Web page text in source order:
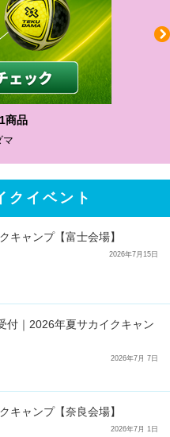
商品
マ
クイベント
キャンプ【富士会場】
2026年7月15日
付｜2026年夏サカイクキャン
2026年7月 7日
キャンプ【奈良会場】
2026年7月 1日